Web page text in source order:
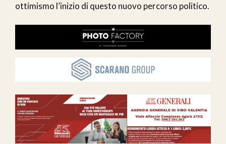
ottimismo l’inizio di questo nuovo percorso politico.